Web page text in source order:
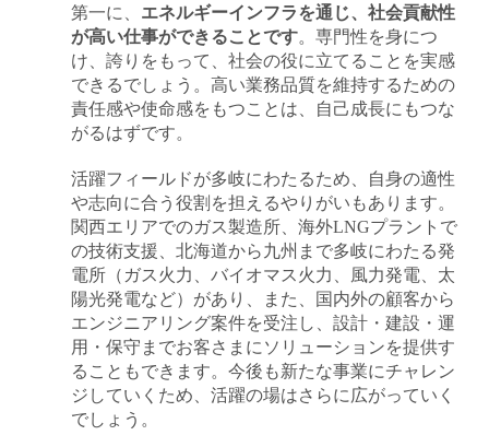
キャンセル ログアウト
第一に、 エネルギーインフラを通じ、社会貢献性
が高い仕事ができることです。専門性を身につ
け、誇りをもって、社会の役に立てることを実感
できるでしょう。高い業務品質を維持するための
責任感や使命感をもつことは、自己成長にもつな
がるはずです。
活躍フィールドが多岐にわたるため、自身の適性
や志向に合う役割を担えるやりがいもあります。
関西エリアでのガス製造所、海外LNGプラントで
の技術支援、北海道から九州まで多岐にわたる発
電所（ガス火力、バイオマス火力、風力発電、太
陽光発電など）があり、また、国内外の顧客から
エンジニアリング案件を受注し、設計・建設・運
用・保守までお客さまにソリューションを提供す
ることもできます。今後も新たな事業にチャレン
ジしていくため、活躍の場はさらに広がっていく
でしょう。